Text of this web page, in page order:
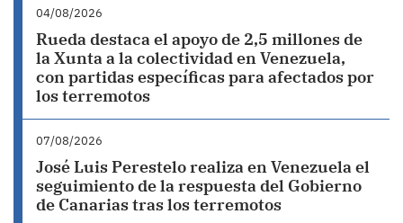
04/08/2026
Rueda destaca el apoyo de 2,5 millones de
la Xunta a la colectividad en Venezuela,
con partidas específicas para afectados por
los terremotos
07/08/2026
José Luis Perestelo realiza en Venezuela el
seguimiento de la respuesta del Gobierno
de Canarias tras los terremotos